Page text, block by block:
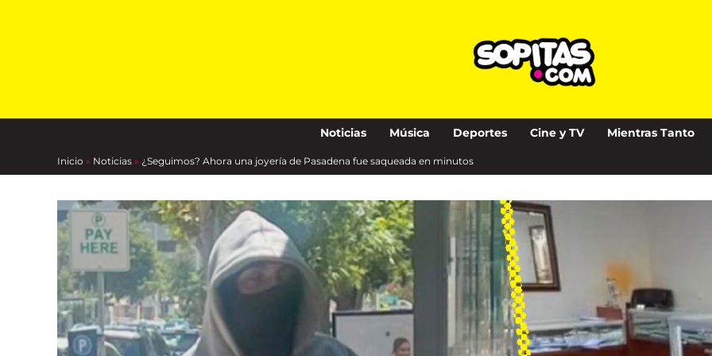
Noticias Música Deportes Cine y TV Mientras Tanto
Inicio » Noticias » ¿Seguimos? Ahora una joyería de Pasadena fue saqueada en minutos